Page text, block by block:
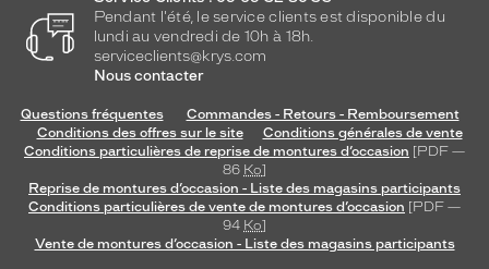
Pendant l'été, le service clients est disponible du
lundi au vendredi de 10h à 18h.
serviceclients@krys.com
Nous contacter
Questions fréquentes
Commandes - Retours - Remboursement
Conditions des offres sur le site
Conditions générales de vente
Conditions particulières de reprise de montures d’occasion [PDF —
86 Ko]
Reprise de montures d’occasion - Liste des magasins participants
Conditions particulières de vente de montures d’occasion [PDF —
94 Ko]
Vente de montures d’occasion - Liste des magasins participants